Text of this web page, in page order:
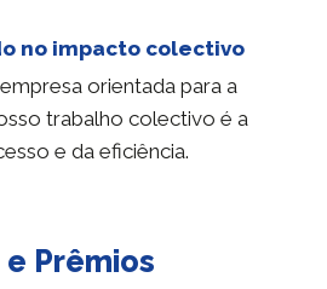
no impacto colectivo
orientada para a
trabalho colectivo é a
e da eficiência.
Prêmios